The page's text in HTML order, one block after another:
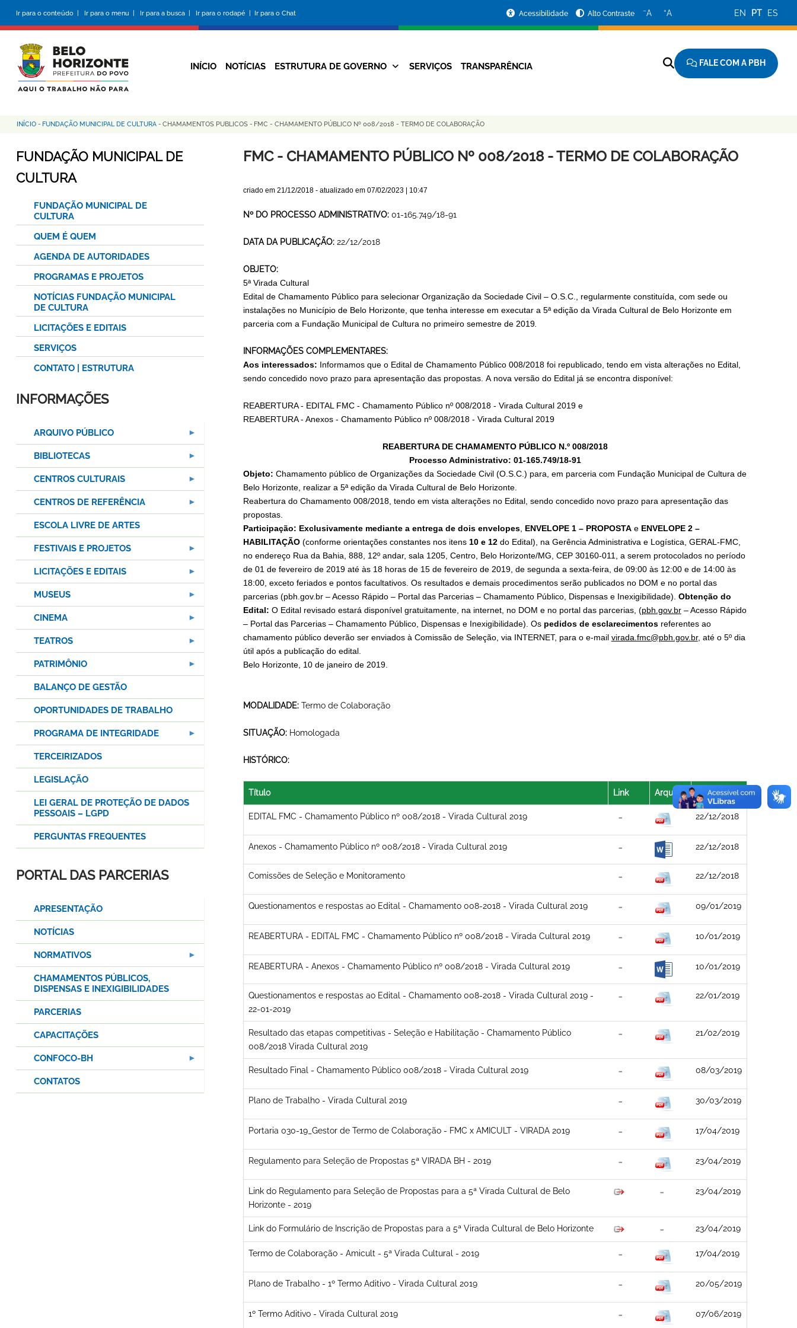
conteúdo
principal
Ir para o conteúdo | Ir para o menu | Ir para a busca | Ir para o rodapé | Ir para o Chat
da
Prefeitura
Acessibilidade Alto Contraste −A +A EN PT ES
Navegação
INÍCIO NOTÍCIAS ESTRUTURA DE GOVERNO SERVIÇOS TRANSPARÊNCIA FALE COM A PBH
Trilha
de
navegação
INÍCIO - FUNDAÇÃO MUNICIPAL DE CULTURA - CHAMAMENTOS PUBLICOS - FMC - CHAMAMENTO PÚBLICO Nº 008/2018 - TERMO DE COLABORAÇÃO
FMC - CHAMAMENTO PÚBLICO Nº 008/2018 - TERMO DE COLABORAÇÃO
criado em 21/12/2018- atualizado em 07/02/2023 | 10:47
Nº DO PROCESSO ADMINISTRATIVO: 01-165.749/18-91
DATA DA PUBLICAÇÃO: 22/12/2018
OBJETO:
5ª Virada Cultural
Edital de Chamamento Público para selecionar Organização da Sociedade Civil – O.S.C., regularmente constituída, com sede ou
instalações no Município de Belo Horizonte, que tenha interesse em executar a 5ª edição da Virada Cultural de Belo Horizonte em
parceria com a Fundação Municipal de Cultura no primeiro semestre de 2019.
INFORMAÇÕES COMPLEMENTARES:
Aos interessados: Informamos que o Edital de Chamamento Público 008/2018 foi republicado, tendo em vista alterações no Edital,
sendo concedido novo prazo para apresentação das propostas. A nova versão do Edital já se encontra disponível:
REABERTURA - EDITAL FMC - Chamamento Público nº 008/2018 - Virada Cultural 2019 e
REABERTURA - Anexos - Chamamento Público nº 008/2018 - Virada Cultural 2019
REABERTURA DE CHAMAMENTO PÚBLICO N.º 008/2018
Processo Administrativo: 01-165.749/18-91
Objeto: Chamamento público de Organizações da Sociedade Civil (O.S.C.) para, em parceria com Fundação Municipal de Cultura de
Belo Horizonte, realizar a 5ª edição da Virada Cultural de Belo Horizonte.
Reabertura do Chamamento 008/2018, tendo em vista alterações no Edital, sendo concedido novo prazo para apresentação das
propostas.
Participação: Exclusivamente mediante a entrega de dois envelopes, ENVELOPE 1 – PROPOSTAe ENVELOPE 2 –
HABILITAÇÃO(conforme orientações constantes nos itens 10 e 12do Edital), na Gerência Administrativa e Logística, GERAL-FMC,
no endereço Rua da Bahia, 888, 12º andar, sala 1205, Centro, Belo Horizonte/MG, CEP 30160-011, a serem protocolados no período
de 01 de fevereiro de 2019 até às 18 horas de 15 de fevereiro de 2019, de segunda a sexta-feira, de 09:00 às 12:00 e de 14:00 às
18:00, exceto feriados e pontos facultativos. Os resultados e demais procedimentos serão publicados no DOM e no portal das
parcerias (pbh.gov.br – Acesso Rápido – Portal das Parcerias – Chamamento Público, Dispensas e Inexigibilidade). Obtenção do
Edital: O Edital revisado estará disponível gratuitamente, na internet, no DOM e no portal das parcerias, (pbh.gov.br– Acesso Rápido
– Portal das Parcerias – Chamamento Público, Dispensas e Inexigibilidade). Os pedidos de esclarecimentosreferentes ao
chamamento público deverão ser enviados à Comissão de Seleção, via INTERNET, para o e-mail virada.fmc@pbh.gov.br, até o 5º dia
útil após a publicação do edital.
Belo Horizonte, 10 de janeiro de 2019.
MODALIDADE: Termo de Colaboração
SITUAÇÃO: Homologada
HISTÓRICO:
Título Link Arquivo Data
EDITAL FMC - Chamamento Público nº 008/2018 - Virada Cultural 2019 22/12/2018
Anexos - Chamamento Público nº 008/2018 - Virada Cultural 2019 22/12/2018
Comissões de Seleção e Monitoramento 22/12/2018
Questionamentos e respostas ao Edital - Chamamento 008-2018 - Virada Cultural 2019 09/01/2019
REABERTURA - EDITAL FMC - Chamamento Público nº 008/2018 - Virada Cultural 2019 10/01/2019
REABERTURA - Anexos - Chamamento Público nº 008/2018 - Virada Cultural 2019 10/01/2019
Questionamentos e respostas ao Edital - Chamamento 008-2018 - Virada Cultural 2019 -
22-01-2019
22/01/2019
Resultado das etapas competitivas - Seleção e Habilitação - Chamamento Público
008/2018 Virada Cultural 2019
21/02/2019
Resultado Final - Chamamento Público 008/2018 - Virada Cultural 2019 08/03/2019
Plano de Trabalho - Virada Cultural 2019 30/03/2019
Portaria 030-19_Gestor de Termo de Colaboração - FMC x AMICULT - VIRADA 2019 17/04/2019
Regulamento para Seleção de Propostas 5ª VIRADA BH - 2019 23/04/2019
Link do Regulamento para Seleção de Propostas para a 5ª Virada Cultural de Belo
Horizonte - 2019
23/04/2019
Link do Formulário de Inscrição de Propostas para a 5ª Virada Cultural de Belo Horizonte 23/04/2019
Termo de Colaboração - Amicult - 5ª Virada Cultural - 2019 17/04/2019
Plano de Trabalho - 1º Termo Aditivo - Virada Cultural 2019 20/05/2019
1º Termo Aditivo - Virada Cultural 2019 07/06/2019
FUNDAÇÃO MUNICIPAL DE
CULTURA
FUNDAÇÃO MUNICIPAL DE
CULTURA
QUEM É QUEM
AGENDA DE AUTORIDADES
PROGRAMAS E PROJETOS
NOTÍCIAS FUNDAÇÃO MUNICIPAL
DE CULTURA
LICITAÇÕES E EDITAIS
SERVIÇOS
CONTATO | ESTRUTURA
INFORMAÇÕES
ARQUIVO PÚBLICO
BIBLIOTECAS
CENTROS CULTURAIS
CENTROS DE REFERÊNCIA
ESCOLA LIVRE DE ARTES
FESTIVAIS E PROJETOS
LICITAÇÕES E EDITAIS
MUSEUS
CINEMA
TEATROS
PATRIMÔNIO
BALANÇO DE GESTÃO
OPORTUNIDADES DE TRABALHO
PROGRAMA DE INTEGRIDADE
TERCEIRIZADOS
LEGISLAÇÃO
LEI GERAL DE PROTEÇÃO DE DADOS
PESSOAIS – LGPD
PERGUNTAS FREQUENTES
PORTAL DAS PARCERIAS
APRESENTAÇÃO
NOTÍCIAS
NORMATIVOS
CHAMAMENTOS PÚBLICOS,
DISPENSAS E INEXIGIBILIDADES
PARCERIAS
CAPACITAÇÕES
CONFOCO-BH
CONTATOS